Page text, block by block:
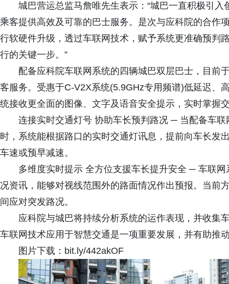
城巴营运总监马詹唯先生表示：“城巴一直积极引
乘客提供高效及可靠的巴士服务。是次与应科院的合作
行软硬件升级，透过车联网技术，赋予系统更准确预判
行的关键一步。”
配备应科院车联网系统的四辆城巴双层巴士，目前
客服务。受惠于C-V2X系统(5.9GHz专用频谱)低延迟、
统接收更全面的图像、文字及语音安全提示，实时掌握
连接实时交通灯号 协助车长预判路况 ─ 当配备车
时，系统能根据路口的实时交通灯讯息，提前向车长发
车速或预早减速。
多维度实时提示 全方位支援车长提升安全 ─ 车联
况资讯，能够对视线范围外的路面情况作出预报。当前
间应对突发路况。
应科院与城巴将持续分析系统的运作表现，并收集
车联网技术应用于智慧交通是一项重要发展，并有助推
图片下载：bit.ly/442akOF